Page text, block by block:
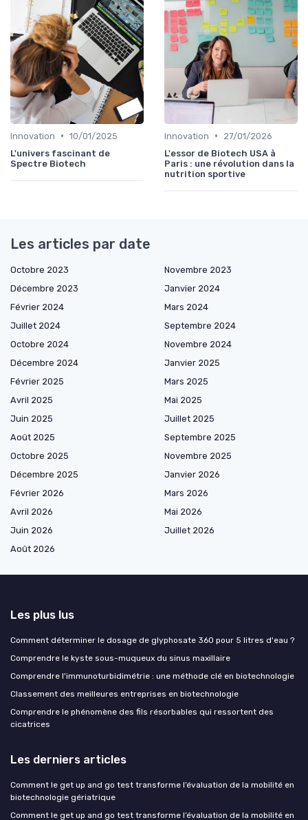
Innovation • 10/01/2025
L'univers fascinant de
Spectre Biotech
Innovation •
27/01/2026
L'essor de Biotech USA à
Paris : une révolution dans la
nutrition sportive
Les articles par date
Octobre 2023
Novembre 2023
Décembre 2023
Janvier 2024
Février 2024
Mars 2024
Juillet 2024
Septembre 2024
Octobre 2024
Novembre 2024
Décembre 2024
Janvier 2025
Février 2025
Mars 2025
Avril 2025
Mai 2025
Juin 2025
Juillet 2025
Août 2025
Septembre 2025
Octobre 2025
Novembre 2025
Décembre 2025
Janvier 2026
Février 2026
Mars 2026
Avril 2026
Mai 2026
Juin 2026
Juillet 2026
Août 2026
Les plus lus
Comment déterminer le dosage de glyphosate 360 pour 5 litres d'eau ?
Comprendre le kyste sous-muqueux du sinus maxillaire
Comprendre l'immunoturbidimétrie : une méthode clé en biotechnologie
Classement des meilleures entreprises en biotechnologie
Comprendre le phénomène des fils résorbables qui ressortent des
cicatrices
Les derniers articles
Comment le get up and go test transforme l’évaluation de la mobilité en
biotechnologie gériatrique
Comment le get up and go test transforme l’évaluation de la mobilité en